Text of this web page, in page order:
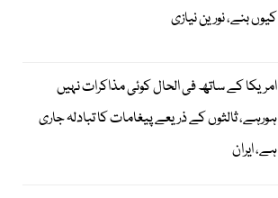
کیوں بنے، نورین نیازی
امریکا کے ساتھ فی الحال کوئی مذاکرات نہیں
ہورہے، ثالثوں کے ذریعے پیغامات کا تبادلہ جاری
ہے، ایران